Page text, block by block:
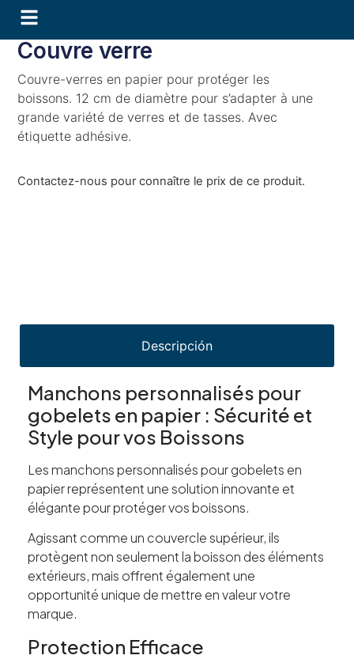
Couvre verre
Couvre-verres en papier pour protéger les
boissons. 12 cm de diamètre pour s’adapter à une
grande variété de verres et de tasses. Avec
étiquette adhésive.
Contactez-nous pour connaître le prix de ce produit.
Descripción
Manchons personnalisés pour
gobelets en papier : Sécurité et
Style pour vos Boissons
Les manchons personnalisés pour gobelets en
papier représentent une solution innovante et
élégante pour protéger vos boissons.
Agissant comme un couvercle supérieur, ils
protègent non seulement la boisson des éléments
extérieurs, mais offrent également une
opportunité unique de mettre en valeur votre
marque.
Protection Efficace